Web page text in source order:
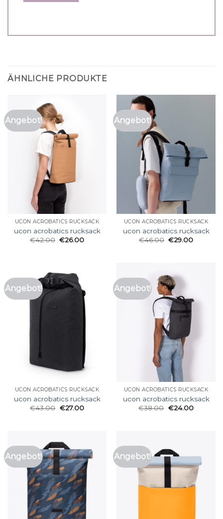
ÄHNLICHE PRODUKTE
Angebot!
UCON ACROBATICS RUCKSACK
ucon acrobatics rucksack
€42.00 €26.00
Angebot!
UCON ACROBATICS RUCKSACK
ucon acrobatics rucksack
€46.00 €29.00
Angebot!
UCON ACROBATICS RUCKSACK
ucon acrobatics rucksack
€43.00 €27.00
Angebot!
UCON ACROBATICS RUCKSACK
ucon acrobatics rucksack
€38.00 €24.00
Angebot! Angebot!